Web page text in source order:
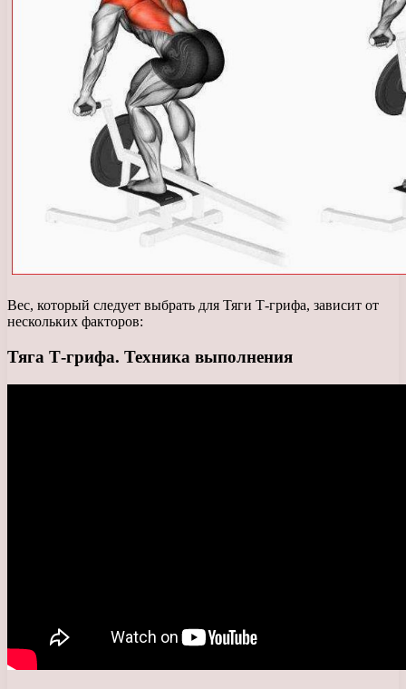
Вес, который следует выбрать для Тяги Т-грифа, зависит от
нескольких факторов:
Тяга Т-грифа. Техника выполнения